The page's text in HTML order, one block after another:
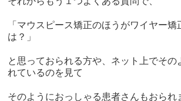
「マウスピース矯正のほうがワイヤー
は？」
と思っておられる方や、ネット上でその
れているのを見て
そのようにおっしゃる患者さんもおられ